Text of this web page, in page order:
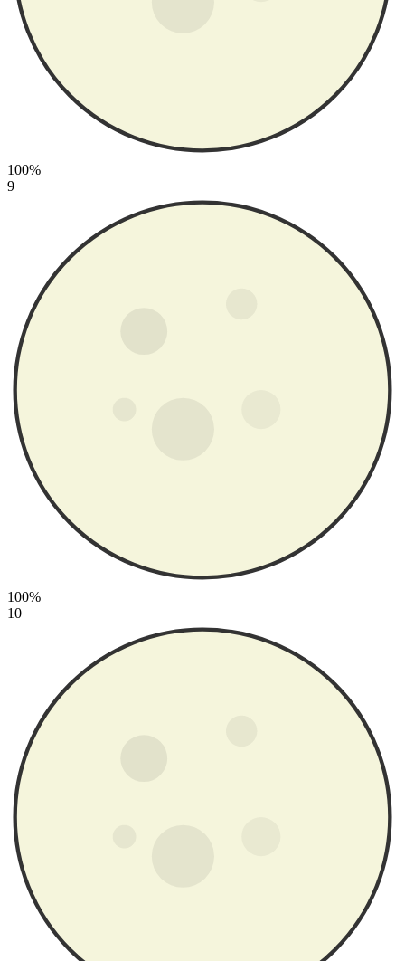
100%
9
100%
10